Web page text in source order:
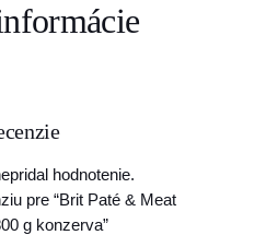
hodnotenie.
pre “Brit Paté & Meat
g konzerva”